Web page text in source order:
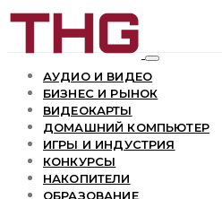
АУДИО И ВИДЕО
БИЗНЕС И РЫНОК
ВИДЕОКАРТЫ
ДОМАШНИЙ КОМПЬЮТЕР
ИГРЫ И ИНДУСТРИЯ
КОНКУРСЫ
НАКОПИТЕЛИ
ОБРАЗОВАНИЕ